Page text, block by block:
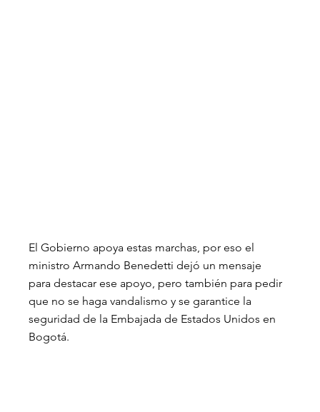
El Gobierno apoya estas marchas, por eso el
ministro Armando Benedetti dejó un mensaje
para destacar ese apoyo, pero también para pedir
que no se haga vandalismo y se garantice la
seguridad de la Embajada de Estados Unidos en
Bogotá.